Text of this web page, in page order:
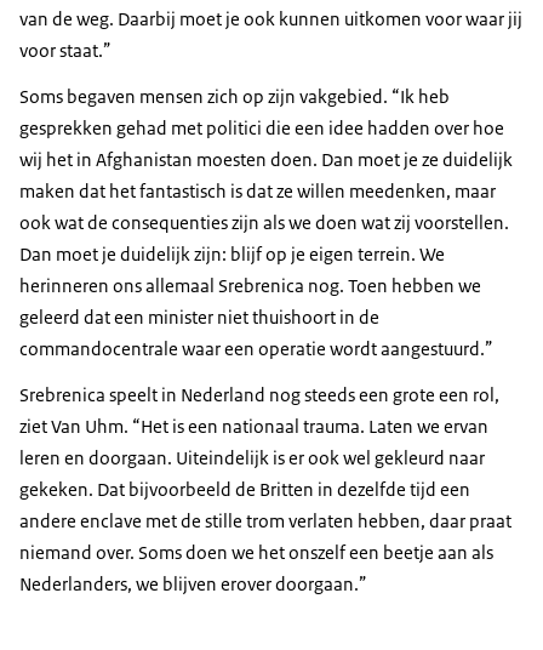
van de weg. Daarbij moet je ook kunnen uitkomen voor waar jij
voor staat.”
Soms begaven mensen zich op zijn vakgebied. “Ik heb
gesprekken gehad met politici die een idee hadden over hoe
wij het in Afghanistan moesten doen. Dan moet je ze duidelijk
maken dat het fantastisch is dat ze willen meedenken, maar
ook wat de consequenties zijn als we doen wat zij voorstellen.
Dan moet je duidelijk zijn: blijf op je eigen terrein. We
herinneren ons allemaal Srebrenica nog. Toen hebben we
geleerd dat een minister niet thuishoort in de
commandocentrale waar een operatie wordt aangestuurd.”
Srebrenica speelt in Nederland nog steeds een grote een rol,
ziet Van Uhm. “Het is een nationaal trauma. Laten we ervan
leren en doorgaan. Uiteindelijk is er ook wel gekleurd naar
gekeken. Dat bijvoorbeeld de Britten in dezelfde tijd een
andere enclave met de stille trom verlaten hebben, daar praat
niemand over. Soms doen we het onszelf een beetje aan als
Nederlanders, we blijven erover doorgaan.”